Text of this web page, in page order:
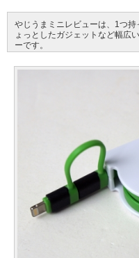
やじうまミニレビューは、1つ
ょっとしたガジェットなど幅広
ーです。